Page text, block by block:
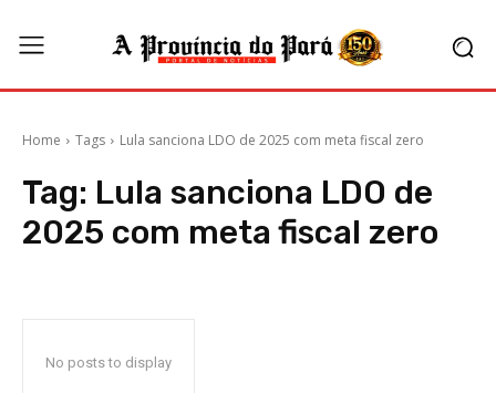
Home Tags Lula sanciona LDO de 2025 com meta fiscal zero
Tag: Lula sanciona LDO de
2025 com meta fiscal zero
No posts to display